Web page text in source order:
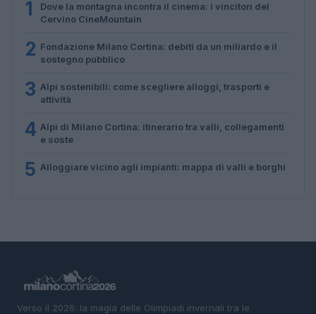
1
Dove la montagna incontra il cinema: i vincitori del
Cervino CineMountain
2 Fondazione Milano Cortina: debiti da un miliardo e il
sostegno pubblico
3 Alpi sostenibili: come scegliere alloggi, trasporti e
attività
4 Alpi di Milano Cortina: itinerario tra valli, collegamenti
e soste
5 Alloggiare vicino agli impianti: mappa di valli e borghi
Verso il 2026: la magia delle Olimpiadi invernali tra le